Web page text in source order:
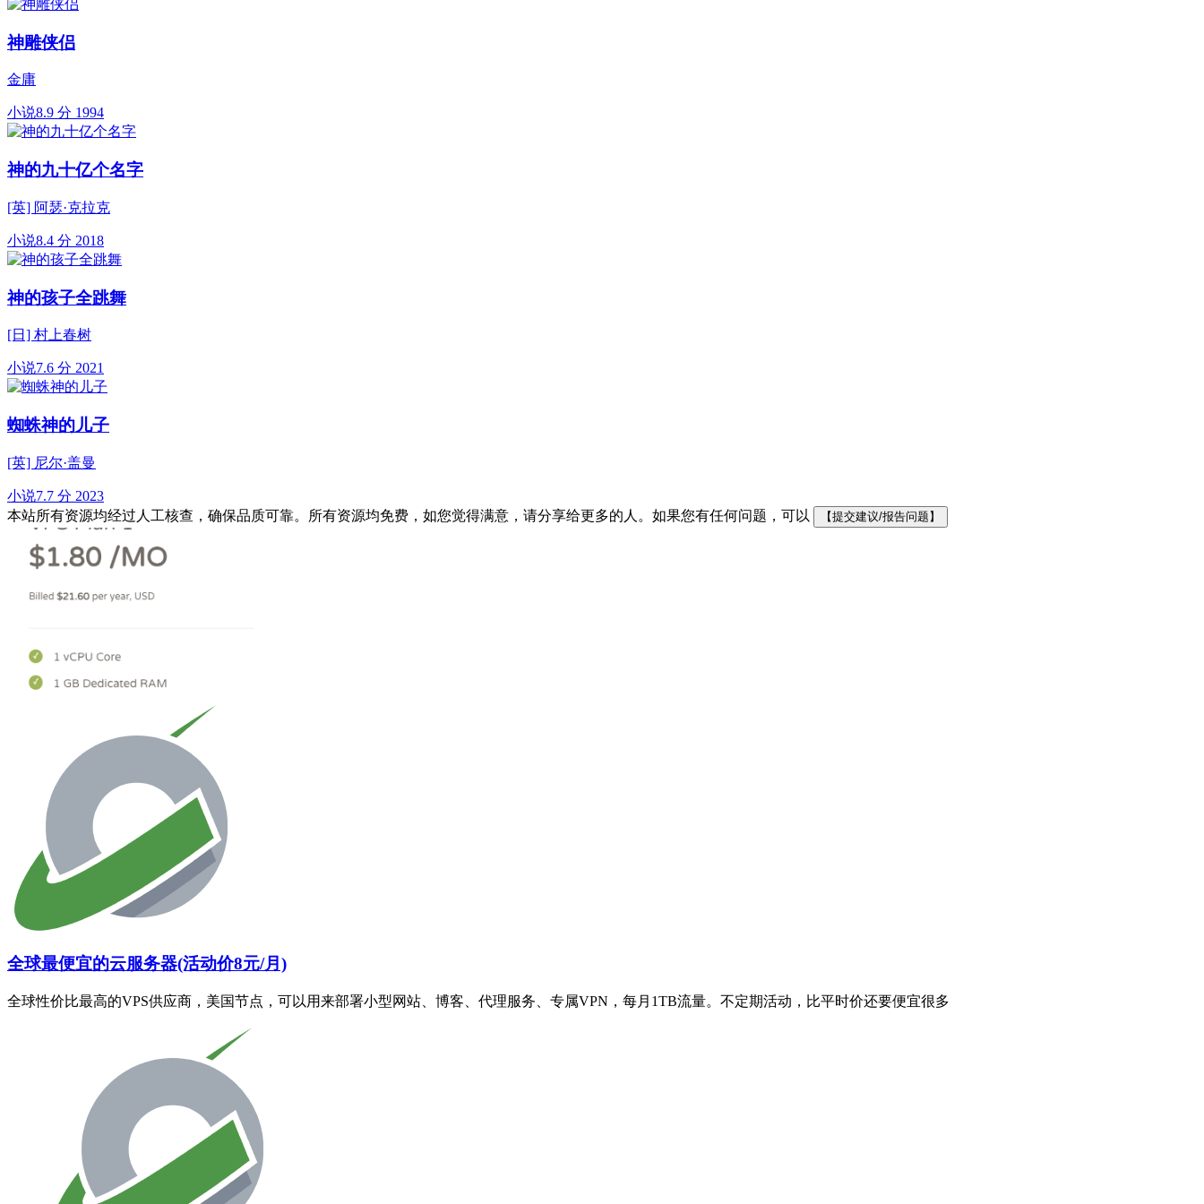
神雕侠侣
金庸
小说8.9 分 1994
神的九十亿个名字
[英] 阿瑟·克拉克
小说8.4 分 2018
神的孩子全跳舞
[日] 村上春树
小说7.6 分 2021
蜘蛛神的儿子
[英] 尼尔·盖曼
小说7.7 分 2023
本站所有资源均经过人工核查，确保品质可靠。所有资源均免费，如您觉得满意，请分享给更多的人。如果您有任何问题，可以
【提交建议/报告问题】
全球最便宜的云服务器(活动价8元/月)
全球性价比最高的VPS供应商，美国节点，可以用来部署小型网站、博客、代理服务、专属VPN，每月1TB流量。不定期活动，比平时价还要便宜很多